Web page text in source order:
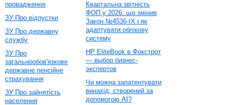
провадження
ЗУ Про відпустки
ЗУ Про державну
службу
ЗУ Про
загальнообов'язкове
державне пенсійне
страхування
ЗУ Про зайнятість
населення
Квартальна звітність
ФОП у 2026: що змінив
Закон №4536-IX і як
адаптувати облікову
систему
HP EliteBook в Фокстрот
— выбор бизнес-
экспертов
Чи можна запатентувати
винахід, створений за
допомогою AI?